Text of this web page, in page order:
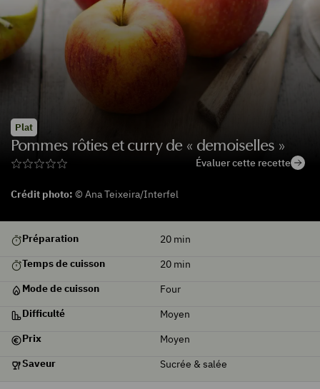
Plat
Pommes rôties et curry de « demoiselles »
Évaluer cette recette
Crédit photo: © Ana Teixeira/Interfel
saison
Préparation 20 min
Temps de cuisson
20 min
Mode de cuisson
Four
Difficulté
Moyen
Prix
Moyen
Saveur
Sucrée & salée